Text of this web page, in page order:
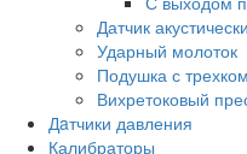
Датчик
Ударный молоток
Подушка с
Вихретоковый
Дaтчики давления
Калибраторы